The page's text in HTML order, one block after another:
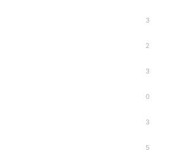
3
2
3
0
3
5